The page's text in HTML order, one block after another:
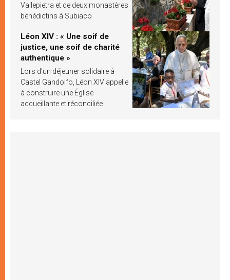
Vallepietra et de deux monastères
bénédictins à Subiaco
Léon XIV : « Une soif de
justice, une soif de charité
authentique »
Lors d’un déjeuner solidaire à
Castel Gandolfo, Léon XIV appelle
à construire une Église
accueillante et réconciliée